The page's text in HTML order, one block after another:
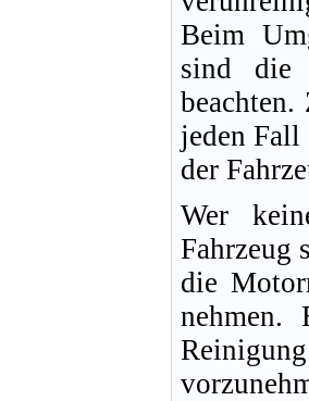
Beim
sind die
jeden Fall
der
Wer
Fahrzeug
die
nehmen.